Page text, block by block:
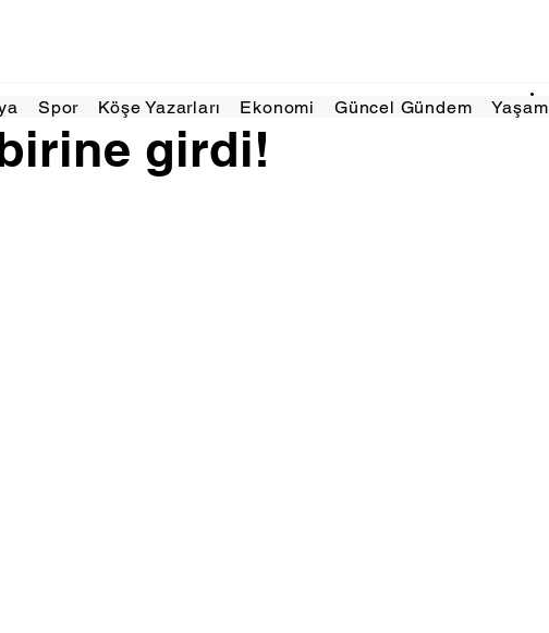
Spor Köşe Yazarları Ekonomi Güncel Gündem Yaşam
girdi!
okunur